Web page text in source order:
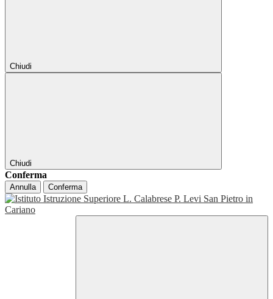
Chiudi
Chiudi
Conferma
Annulla Conferma